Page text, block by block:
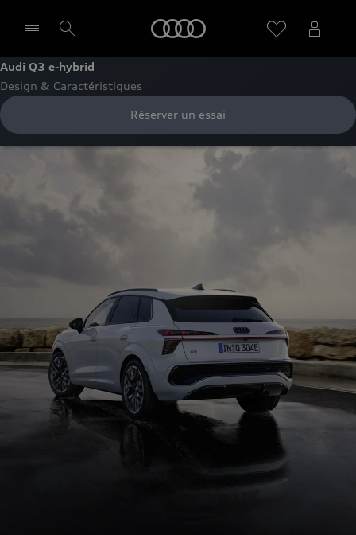
Sélectionner un Partenaire
Audi Q3 e-hybrid
Design & Caractéristiques
Réserver un essai